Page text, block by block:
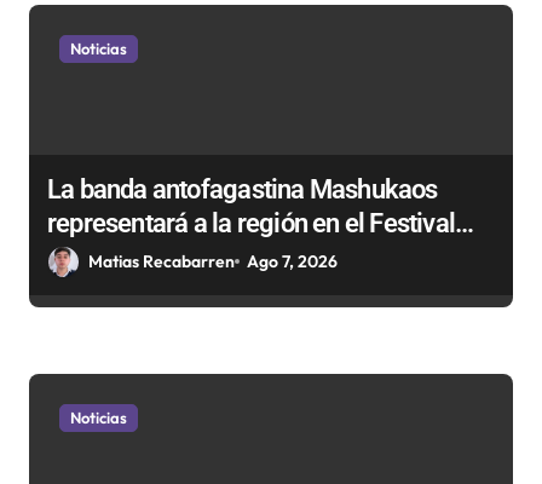
Noticias
La banda antofagastina Mashukaos
representará a la región en el Festival
Rockódromo de Valparaíso
Matias Recabarren Ago 7, 2026
Noticias